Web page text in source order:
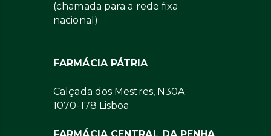
(chamada para a rede fixa
nacional)
FARMÁCIA PÁTRIA
Calçada dos Mestres, N30A
1070-178 Lisboa